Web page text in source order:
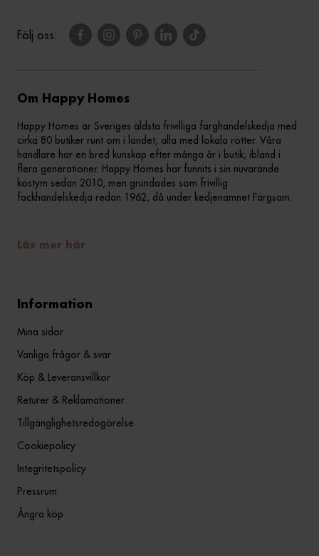
Följ oss:
Om Happy Homes
Happy Homes är Sveriges äldsta frivilliga färghandelskedja med
cirka 80 butiker runt om i landet, alla med lokala rötter. Våra
handlare har en bred kunskap efter många år i butik, ibland i
flera generationer. Happy Homes har funnits i sin nuvarande
kostym sedan 2010, men grundades som frivillig
fackhandelskedja redan 1962, då under kedjenamnet Färgsam.
Läs mer här
Information
Mina sidor
Vanliga frågor & svar
Köp & Leveransvillkor
Returer & Reklamationer
Tillgänglighetsredogörelse
Cookiepolicy
Integritetspolicy
Pressrum
Ångra köp